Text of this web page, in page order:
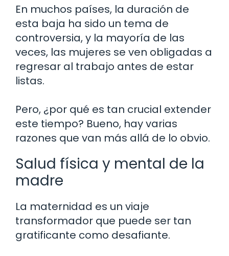
En muchos países, la duración de
esta baja ha sido un tema de
controversia, y la mayoría de las
veces, las mujeres se ven obligadas a
regresar al trabajo antes de estar
listas.
Pero, ¿por qué es tan crucial extender
este tiempo? Bueno, hay varias
razones que van más allá de lo obvio.
Salud física y mental de la
madre
La maternidad es un viaje
transformador que puede ser tan
gratificante como desafiante.